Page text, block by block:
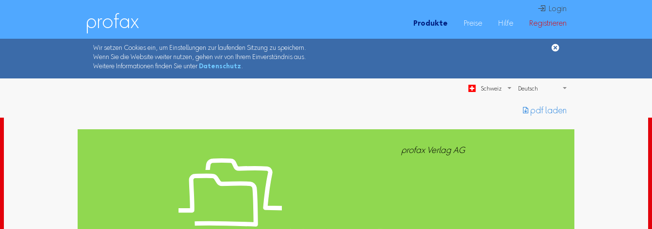
 Login
Produkte
Preise Hilfe Registrieren
profax
Wir setzen Cookies ein, um Einstellungen zur laufenden Sitzung zu speichern.
Wenn Sie die Website weiter nutzen, gehen wir von Ihrem Einverständnis aus.
Weitere Informationen finden Sie unter Datenschutz.
Schweiz
︎ pdf laden
profax Verlag AG